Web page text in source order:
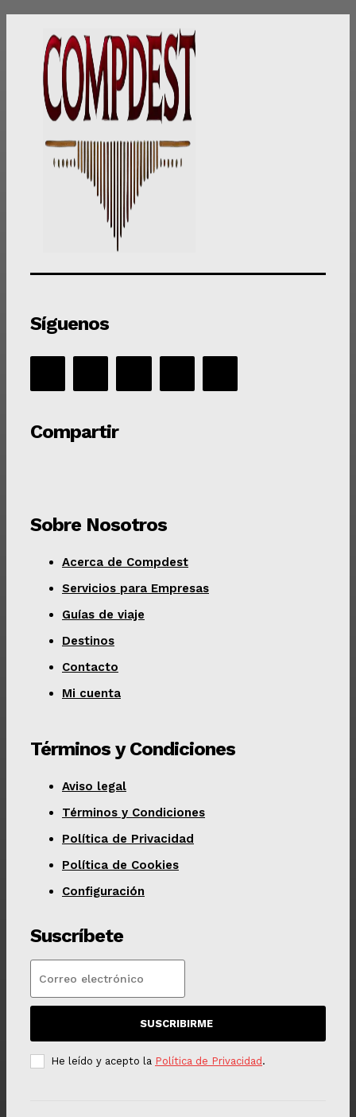
Síguenos
Compartir
Sobre Nosotros
Acerca de Compdest
Servicios para Empresas
Guías de viaje
Destinos
Contacto
Mi cuenta
Términos y Condiciones
Aviso legal
Términos y Condiciones
Política de Privacidad
Política de Cookies
Configuración
Suscríbete
SUSCRIBIRME
He leído y acepto la Política de Privacidad .